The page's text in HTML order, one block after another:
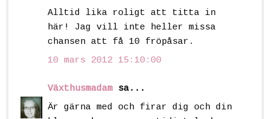
Alltid lika roligt att titta in
här! Jag vill inte heller missa
chansen att få 10 fröpåsar.
10 mars 2012 15:10:00
Växthusmadam sa...
Är gärna med och firar dig och din